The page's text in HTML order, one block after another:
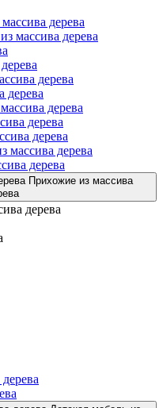
дерева
массива дерева
дерева
дерева
дерева
дерева
дерева
массива дерева
дерева
Прихожие из массива